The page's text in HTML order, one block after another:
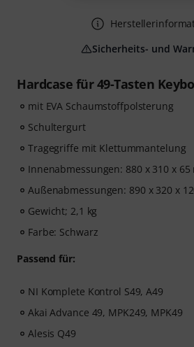
Hardcase für 49-Tasten
mit EVA Schaumstoffpolsterung
Schultergurt
Tragegriffe mit Klettummantelung
Innenabmessungen: 880 x 310 x 65
Außenabmessungen: 890 x 320 x
Gewicht; 2,1 kg
Farbe: Schwarz
Passend für:
NI Komplete Kontrol S49, A49
Akai Advance 49, MPK249, MPK49
Alesis Q49
Sicherheits- und